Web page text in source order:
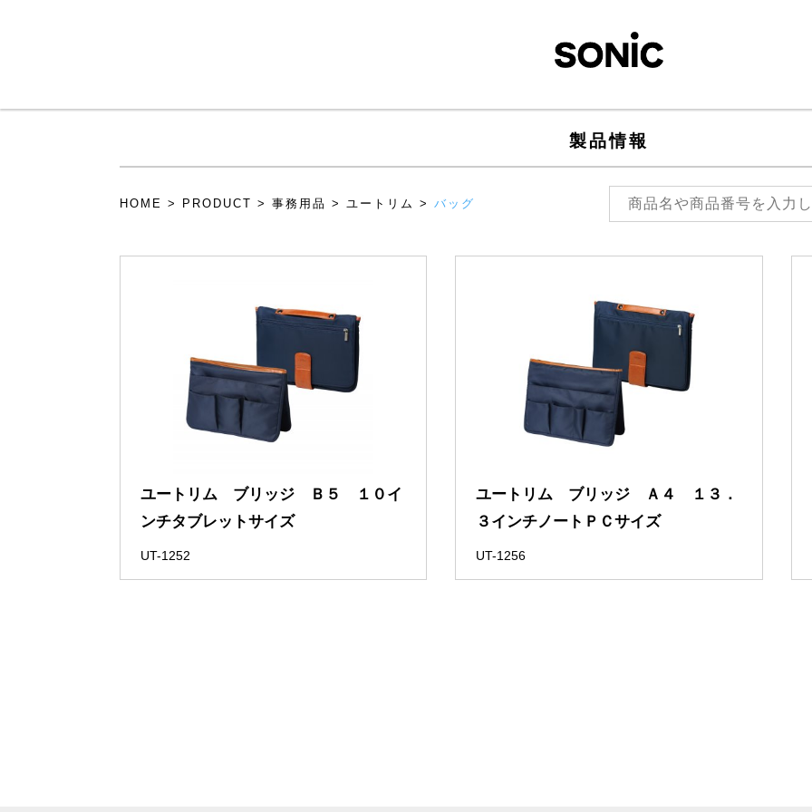
製品情報
HOME > PRODUCT > 事務用品 > ユートリム > バッグ
ユートリム ブリッジ Ｂ５ １０イ
ンチタブレットサイズ
UT-1252
ユートリム ブリッジ Ａ４ １３．
３インチノートＰＣサイズ
UT-1256